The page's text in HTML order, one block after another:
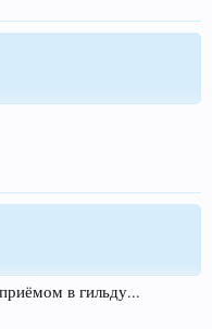
в гильду...